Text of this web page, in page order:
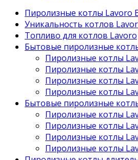
Пиролизные котлы Lavoro
Уникальность котлов
Топливо для котлов Lavoro
Бытовые пиролизные
Пиролизные котлы
Пиролизные котлы
Пиролизные котлы
Пиролизные котлы
Бытовые пиролизные
Пиролизные котлы
Пиролизные котлы
Пиролизные котлы
Пиролизные котлы